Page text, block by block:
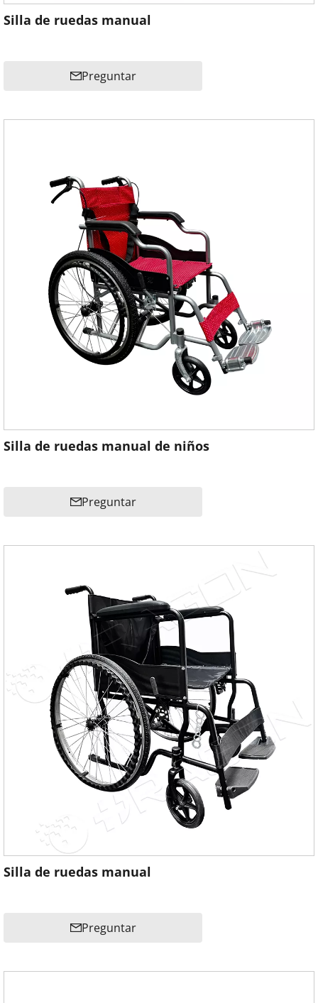
Silla de ruedas manual
Preguntar
Silla de ruedas manual de niños
Preguntar
Silla de ruedas manual
Preguntar